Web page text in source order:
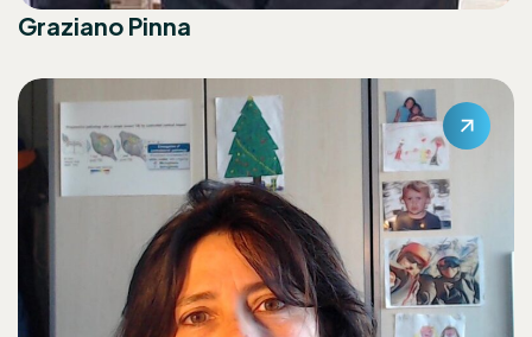
Graziano Pinna